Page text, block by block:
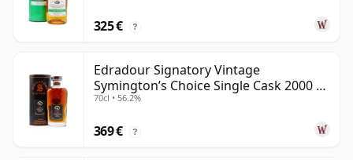
325 € ?
Edradour Signatory Vintage
Symington’s Choice Single Cask 2000 23
años
70cl • 56.2%
369 € ?